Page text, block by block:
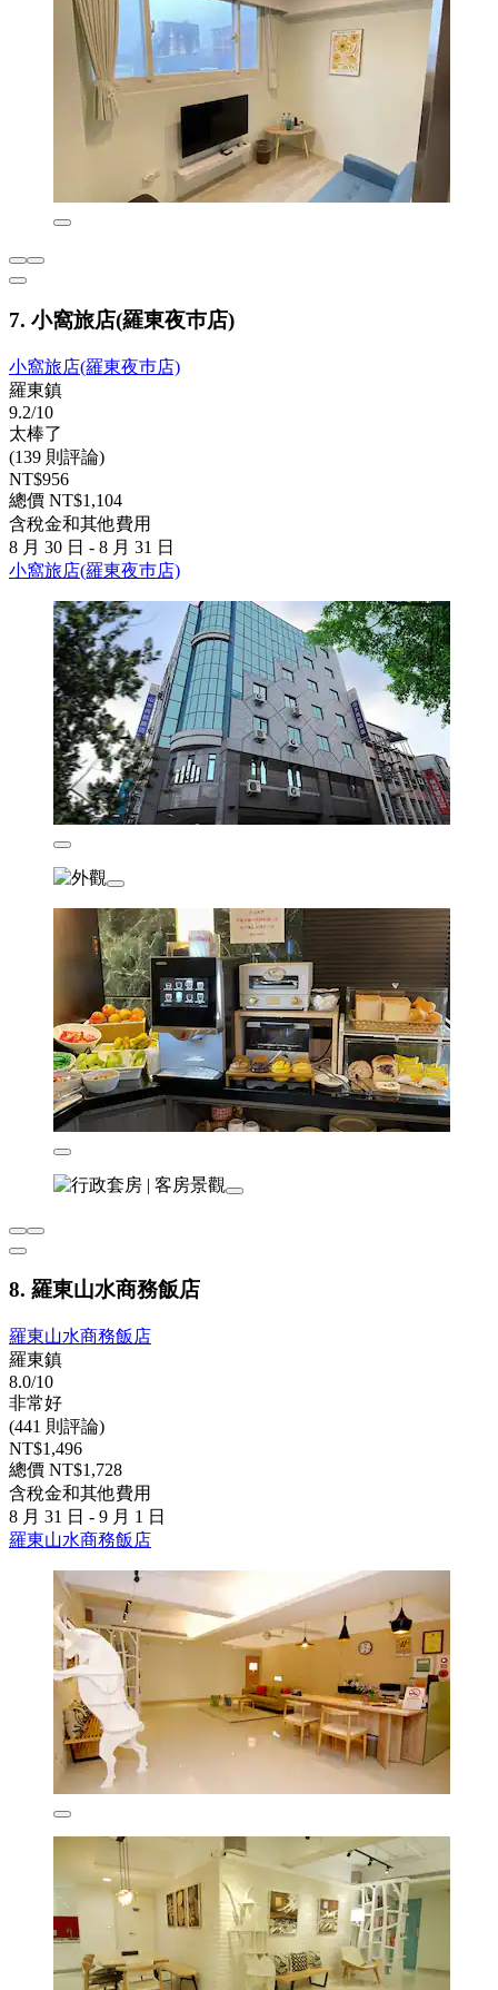
7. 小窩旅店(羅東夜巿店)
小窩旅店(羅東夜巿店)
羅東鎮
9.2/10
太棒了
(139 則評論)
NT$956
總價 NT$1,104
含稅金和其他費用
8 月 30 日 - 8 月 31 日
小窩旅店(羅東夜巿店)
8. 羅東山水商務飯店
羅東山水商務飯店
羅東鎮
8.0/10
非常好
(441 則評論)
NT$1,496
總價 NT$1,728
含稅金和其他費用
8 月 31 日 - 9 月 1 日
羅東山水商務飯店